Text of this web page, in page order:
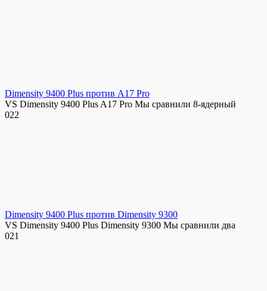
Dimensity 9400 Plus против A17 Pro
VS Dimensity 9400 Plus A17 Pro Мы сравнили 8-ядерный
022
Dimensity 9400 Plus против Dimensity 9300
VS Dimensity 9400 Plus Dimensity 9300 Мы сравнили два
021